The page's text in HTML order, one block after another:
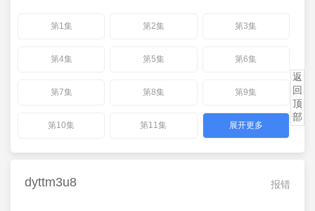
第1集 第2集 第3集
第4集 第5集 第6集
第7集 第8集 第9集
第10集 第11集 展开更多
报错
dyttm3u8
返
回
顶
部